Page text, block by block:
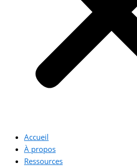
Accueil
À propos
Ressources